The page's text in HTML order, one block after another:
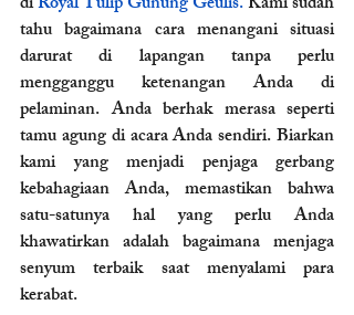
tahu bagaimana cara menangani situasi
darurat di lapangan tanpa perlu
mengganggu ketenangan Anda di
pelaminan. Anda berhak merasa seperti
tamu agung di acara Anda sendiri. Biarkan
kami yang menjadi penjaga gerbang
kebahagiaan Anda, memastikan bahwa
satu-satunya hal yang perlu Anda
khawatirkan adalah bagaimana menjaga
senyum terbaik saat menyalami para
kerabat.